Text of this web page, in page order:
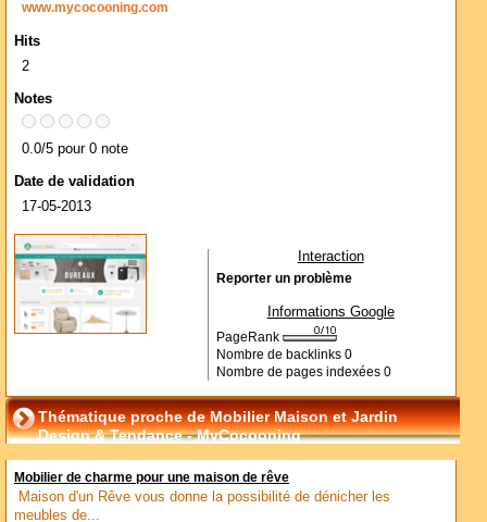
www.mycocooning.com
Hits
2
Notes
0.0/5 pour 0 note
Date de validation
17-05-2013
Interaction
Reporter un problème
Informations Google
PageRank
Nombre de backlinks 0
Nombre de pages indexées 0
Thématique proche de Mobilier Maison et Jardin
Design & Tendance - MyCocooning
Mobilier de charme pour une maison de rêve
Maison d'un Rêve vous donne la possibilité de dénicher les
meubles de...